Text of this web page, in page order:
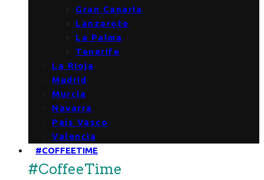
Gran Canaria
Lanzarote
La Palma
Tenerife
La Rioja
Madrid
Murcia
Navarra
País Vasco
Valencia
#COFFEETIME
#CoffeeTime